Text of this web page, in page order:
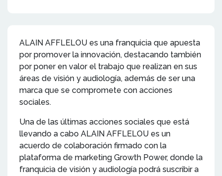
ALAIN AFFLELOU es una franquicia que apuesta
por promover la innovación, destacando también
por poner en valor el trabajo que realizan en sus
áreas de visión y audiología, además de ser una
marca que se compromete con acciones
sociales.
Una de las últimas acciones sociales que está
llevando a cabo ALAIN AFFLELOU es un
acuerdo de colaboración firmado con la
plataforma de marketing Growth Power, donde la
franquicia de visión y audiología podrá suscribir a